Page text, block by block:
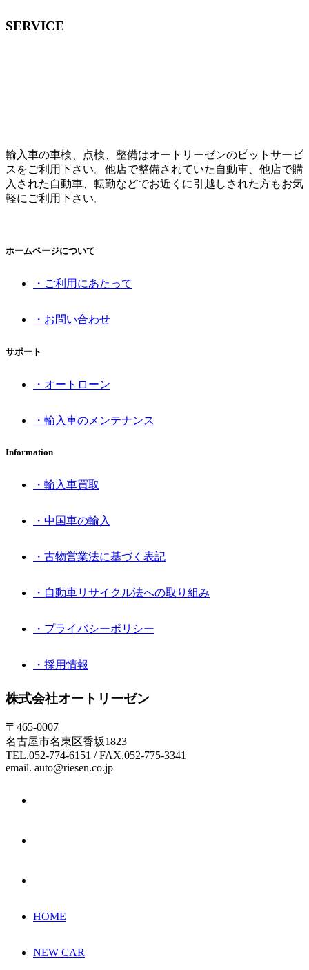
SERVICE
輸入車の車検、点検、整備はオートリーゼンのピットサービ
スをご利用下さい。他店で整備されていた自動車、他店で購
入された自動車、転勤などでお近くに引越しされた方もお気
軽にご利用下さい。
ホームページについて
・ご利用にあたって
・お問い合わせ
サポート
・オートローン
・輸入車のメンテナンス
Information
・輸入車買取
・中国車の輸入
・古物営業法に基づく表記
・自動車リサイクル法への取り組み
・プライバシーポリシー
・採用情報
株式会社オートリーゼン
〒465-0007
名古屋市名東区香坂1823
TEL.052-774-6151 / FAX.052-775-3341
email. auto@riesen.co.jp
HOME
NEW CAR